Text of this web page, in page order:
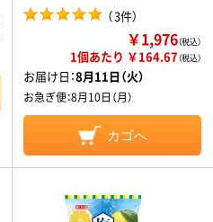
（3件）
￥1,976（税込）
1個あたり ￥164.67（税込）
お届け日：8月11日（火）
お急ぎ便：8月10日（月）
カゴへ